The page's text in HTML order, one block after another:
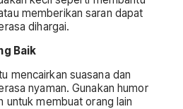
memberikan saran dapat
dihargai.
Baik
mencairkan suasana dan
nyaman. Gunakan humor
untuk membuat orang lain